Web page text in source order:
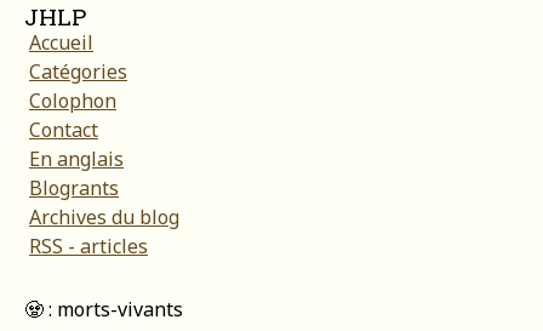
JHLP
Accueil
Catégories
Colophon
Contact
En anglais
Blogrants
Archives du blog
RSS - articles
🧟 : morts-vivants